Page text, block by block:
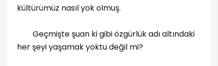
kültürümüz nasıl yok olmuş.
Geçmişte şuan ki gibi özgürlük adı altındaki
her şeyi yaşamak yoktu değil mi?